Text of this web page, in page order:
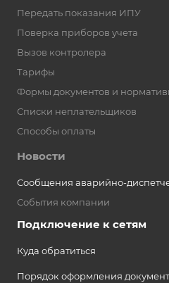
Передать показания ИПУ
Поверка приборов учета
Вызов контролера
Тарифы
Формы документов и
Списки неплательщиков
Способы оплаты
Новости
Сообщения аварийно-
События компании
Подключение к сетям
Куда обратиться
Порядок оформления